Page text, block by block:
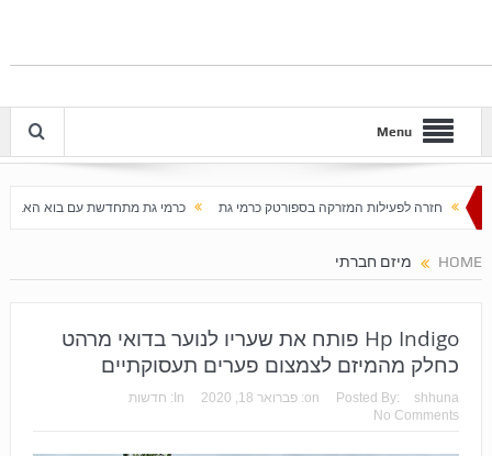
Menu
המזרקה בספורטק כרמי גת כרמי גת מתחדשת עם בוא האביב עלייה חדה
HOME מיזם חברתי
Hp Indigo פותח את שעריו לנוער בדואי מרהט
כחלק מהמיזם לצמצום פערים תעסוקתיים
Posted By: shhuna
on: פברואר 18, 2020 In:
חדשות
No Comments